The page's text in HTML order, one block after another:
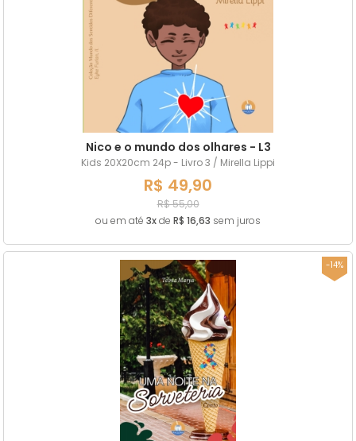
Nico e o mundo dos olhares - L3
Kids 20X20cm 24p - Livro 3 / Mirella Lippi
R$ 49,90
R$ 55,00
ou em até 3xde R$ 16,63 sem juros
-14%